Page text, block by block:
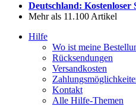
Deutschland: Kostenloser
Mehr als 11.100 Artikel
Hilfe
Wo ist meine
Rücksendungen
Versandkosten
Kontakt
Alle Hilfe-Themen